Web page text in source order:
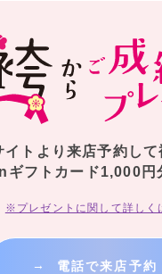
イトより来店予約し
ギフトカード1,000円
※プレゼントに関して詳しく
→ 電話で来店予